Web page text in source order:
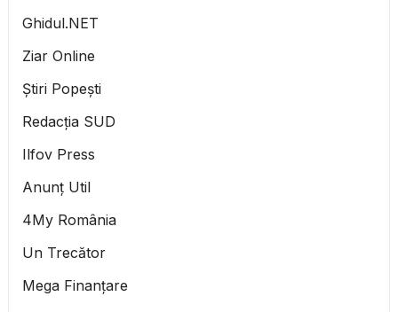
Ghidul.NET
Ziar Online
Știri Popești
Redacția SUD
Ilfov Press
Anunț Util
4My România
Un Trecător
Mega Finanțare